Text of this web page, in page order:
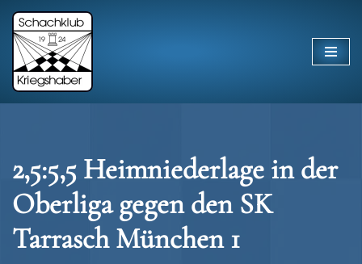
Zum
Inhalt
springen
2,5:5,5 Heimniederlage in der
Oberliga gegen den SK
Tarrasch München 1